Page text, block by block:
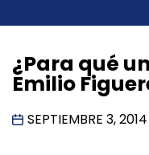
¿Para qué
Emilio
SEPTIEMBRE 3, 2014